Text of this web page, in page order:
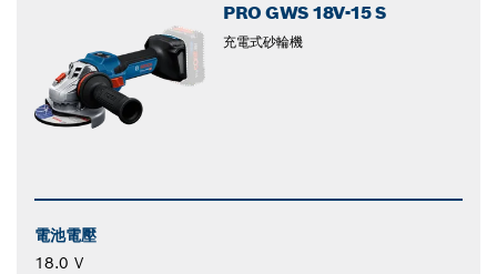
PRO GWS 18V-15 S
充電式砂輪機
電池電壓
18.0 V